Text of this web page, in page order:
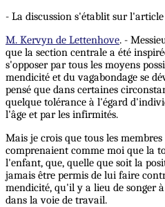
- La discussion s'établit sur
M. Kervyn de Lettenhove. -
que la section centrale a été
s'opposer par tous les moyens
mendicité et du vagabondage se
pensé que dans certaines
quelque tolérance à l'égard
l'âge et par les infirmités.
Mais je crois que tous les
comprenaient comme moi que la
l'enfant, que, quelle que soit la
jamais être permis de lui faire
mendicité, qu'il y a lieu de songer
dans la voie de travail.